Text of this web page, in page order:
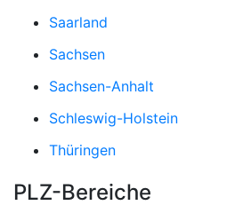
Saarland
Sachsen
Sachsen-Anhalt
Schleswig-Holstein
Thüringen
PLZ-Bereiche